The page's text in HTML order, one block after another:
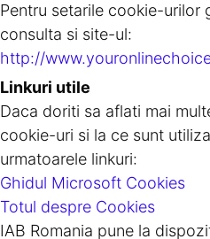
Pentru setarile cookie-urilor
consulta si site-ul:
http://
Linkuri utile
Daca doriti sa aflati mai
cookie-uri si la ce sunt
urmatoarele linkuri:
Ghidul Microsoft Cookies
Totul despre Cookies
IAB Romania pune la